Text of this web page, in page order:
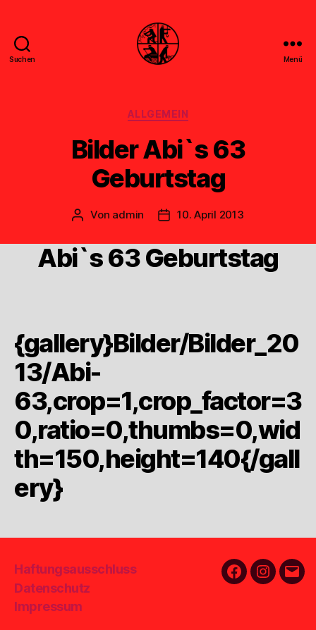
Suchen Menü
Kategorien
ALLGEMEIN
Bilder Abi`s 63
Geburtstag
Beitragsautor
Von admin Veröffentlichungsdatum
10. April 2013
Abi`s 63 Geburtstag
{gallery}Bilder/Bilder_20
13/Abi-
63,crop=1,crop_factor=3
0,ratio=0,thumbs=0,wid
th=150,height=140{/gall
ery}
Haftungsausschluss
Datenschutz
Impressum
FacebookE-